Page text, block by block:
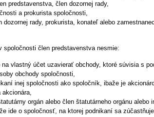
predstavenstva, člen dozornej rady,
a prokurista spoločnosti,
dozornej rady, prokurista, konateľ alebo
člen predstavenstva nesmie:
vlastný účet uzavierať obchody, ktoré súvisia s
obchody spoločnosti,
inej spoločnosti ako spoločník, ibaže je
orgán alebo člen štatutárneho orgánu alebo
ide o spoločnosť, na ktorej podnikaní sa